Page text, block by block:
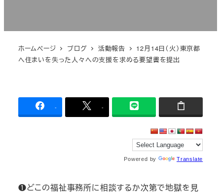
ホームページ ブログ 活動報告
12月14日（火）東京都
へ住まいを失った人々への支援を求める要望書を提出
- -
Powered by Translate
❶どこの福祉事務所に相談するか次第で地獄を見